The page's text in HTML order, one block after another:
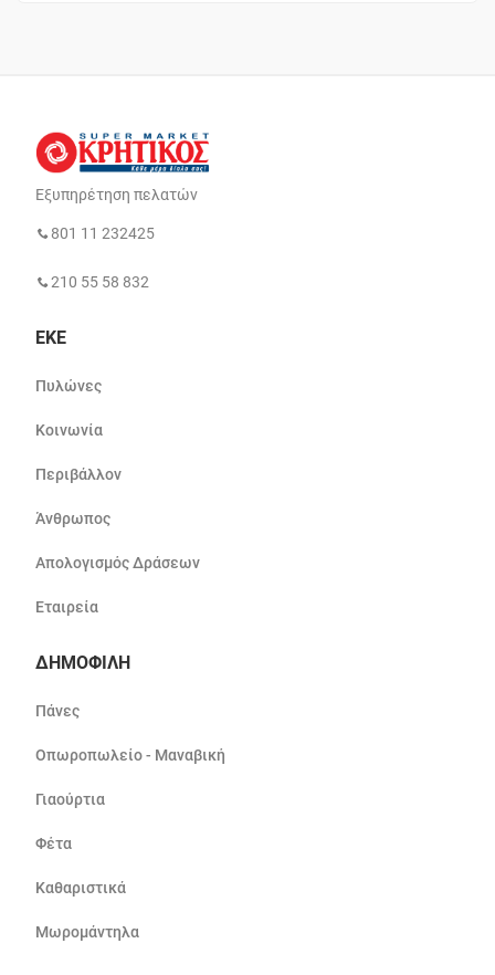
Εξυπηρέτηση πελατών
801 11 232425
210 55 58 832
ΕΚΕ
Πυλώνες
Κοινωνία
Περιβάλλον
Άνθρωπος
Απολογισμός Δράσεων
Εταιρεία
ΔΗΜΟΦΙΛΗ
Πάνες
Οπωροπωλείο - Μαναβική
Γιαούρτια
Φέτα
Καθαριστικά
Μωρομάντηλα